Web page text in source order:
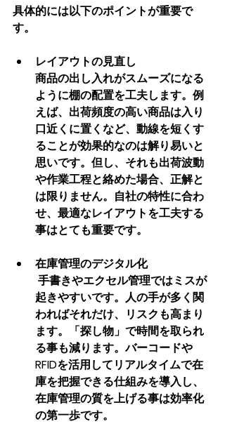
具体的には以下のポイントが重要で
す。
レイアウトの見直し
商品の出し入れがスムーズになる
ように棚の配置を工夫します。例
えば、出荷頻度の高い商品は入り
口近くに置くなど、動線を短くす
ることが効果的なのは解り易いと
思いです。但し、それも出荷波動
や作業工程と絡めた場合、正解と
は限りません。自社の特性に合わ
せ、最適なレイアウトを工夫する
事はとても重要です。
在庫管理のデジタル化
起きやすいです。人の手が多く関
わればそれだけ、リスクも高まり
ます。「探し物」で時間を取られ
る事も減ります。バーコードや
RFIDを活用してリアルタイムで在
庫を把握できる仕組みを導入し、
在庫管理の質を上げる事は効率化
の第一歩です。